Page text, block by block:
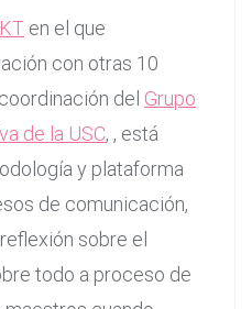
en el que
con otras 10
del Grupo
de la USC, , está
y plataforma
de comunicación,
sobre el
todo a proceso de